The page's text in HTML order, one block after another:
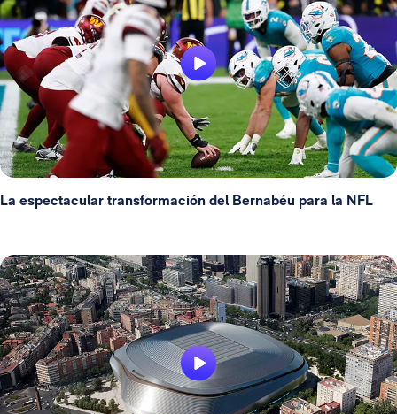
La espectacular transformación del Bernabéu para la NFL